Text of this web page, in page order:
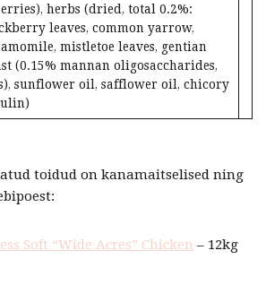
herbs (dried, total 0.2%:
leaves, common yarrow,
mistletoe leaves, gentian
(0.15% mannan oligosaccharides,
sunflower oil, safflower oil, chicory
toidud on kanamaitselised ning
Soft “Wide Acres” Chicken – 12kg